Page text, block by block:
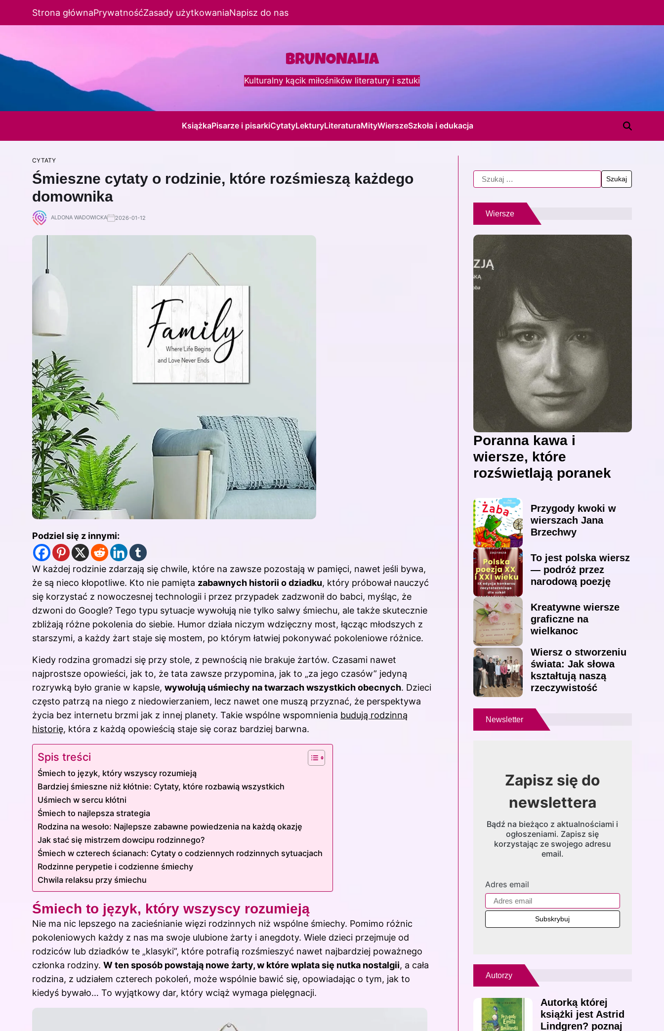
Strona głównaPrywatnośćZasady użytkowaniaNapisz do nas
Kulturalny kącik miłośników literatury i sztuki
KsiążkaPisarze i pisarkiCytatyLekturyLiteraturaMityWierszeSzkoła i edukacja
CYTATY
Śmieszne cytaty o rodzinie, które rozśmieszą każdego
domownika
ALDONA WADOWICKA 2026-01-12
Podziel się z innymi:
W każdej rodzinie zdarzają się chwile, które na zawsze pozostają w pamięci, nawet jeśli bywa,
że są nieco kłopotliwe. Kto nie pamięta zabawnych historii o dziadku, który próbował nauczyć
się korzystać z nowoczesnej technologii i przez przypadek zadzwonił do babci, myśląc, że
dzwoni do Google? Tego typu sytuacje wywołują nie tylko salwy śmiechu, ale także skutecznie
zbliżają różne pokolenia do siebie. Humor działa niczym wdzięczny most, łącząc młodszych z
starszymi, a każdy żart staje się mostem, po którym łatwiej pokonywać pokoleniowe różnice.
Kiedy rodzina gromadzi się przy stole, z pewnością nie brakuje żartów. Czasami nawet
najprostsze opowieści, jak to, że tata zawsze przypomina, jak to „za jego czasów” jedyną
rozrywką było granie w kapsle, wywołują uśmiechy na twarzach wszystkich obecnych. Dzieci
często patrzą na niego z niedowierzaniem, lecz nawet one muszą przyznać, że perspektywa
życia bez internetu brzmi jak z innej planety. Takie wspólne wspomnienia budują rodzinną
historię, która z każdą opowieścią staje się coraz bardziej barwna.
Spis treści
Śmiech to język, który wszyscy rozumieją
Bardziej śmieszne niż kłótnie: Cytaty, które rozbawią wszystkich
Uśmiech w sercu kłótni
Śmiech to najlepsza strategia
Rodzina na wesoło: Najlepsze zabawne powiedzenia na każdą okazję
Jak stać się mistrzem dowcipu rodzinnego?
Śmiech w czterech ścianach: Cytaty o codziennych rodzinnych sytuacjach
Rodzinne perypetie i codzienne śmiechy
Chwila relaksu przy śmiechu
Śmiech to język, który wszyscy rozumieją
Nie ma nic lepszego na zacieśnianie więzi rodzinnych niż wspólne śmiechy. Pomimo różnic
pokoleniowych każdy z nas ma swoje ulubione żarty i anegdoty. Wiele dzieci przejmuje od
rodziców lub dziadków te „klasyki”, które potrafią rozśmieszyć nawet najbardziej poważnego
członka rodziny. W ten sposób powstają nowe żarty, w które wplata się nutka nostalgii, a cała
rodzina, z udziałem czterech pokoleń, może wspólnie bawić się, opowiadając o tym, jak to
kiedyś bywało… To wyjątkowy dar, który wciąż wymaga pielęgnacji.
Wiersze
Poranna kawa i
wiersze, które
rozświetlają poranek
Przygody kwoki w
wierszach Jana
Brzechwy
To jest polska wiersz
— podróż przez
narodową poezję
Kreatywne wiersze
graficzne na
wielkanoc
Wiersz o stworzeniu
świata: Jak słowa
kształtują naszą
rzeczywistość
Newsletter
Zapisz się do
newslettera
Bądź na bieżąco z aktualnościami i
ogłoszeniami. Zapisz się
korzystając ze swojego adresu
email.
Adres email
Autorzy
Autorką której
książki jest Astrid
Lindgren? poznaj